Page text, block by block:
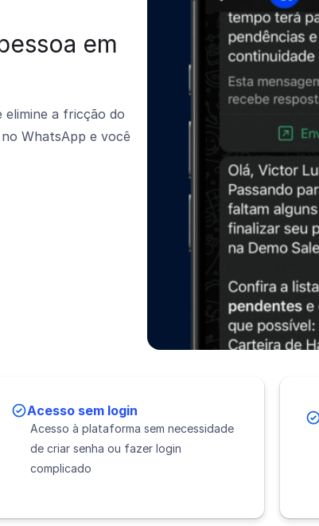
em
elimine a fricção do
WhatsApp e você
Acesso sem login
Acesso à plataforma sem necessidade
de criar senha ou fazer login
complicado